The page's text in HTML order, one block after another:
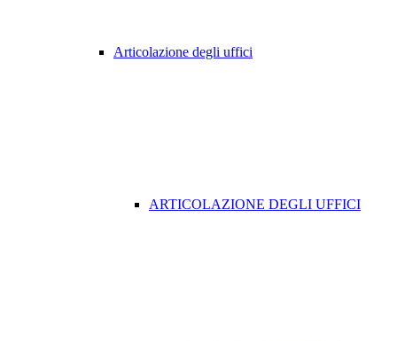
Articolazione degli uffici
ARTICOLAZIONE DEGLI UFFICI